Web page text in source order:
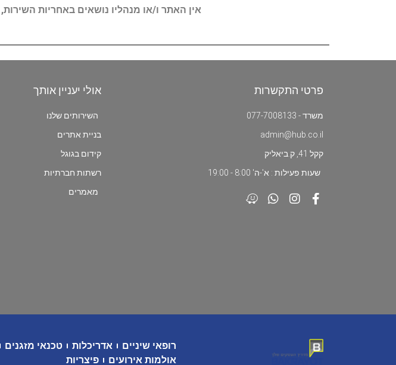
אין האתר ו/או מנהליו נושאים באחריות
פרטי התקשרות
משרד - 077-7008133
admin@hub.co.il
קקל 41, ק.ביאליק
שעות פעילות : א'-ה' 8:00 - 19:00
אולי יעניין אותך
השירותים שלנו
בניית אתרים
קידום בגוגל
רשתות חברתיות
מאמרים
רופאי שיניים אדריכלות טכנאי מזגנים
אולמות אירועים
פיצריות